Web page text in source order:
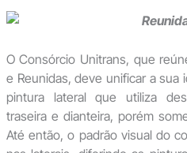
O Consórcio Unitrans, que
e Reunidas, deve unificar a sua
pintura lateral que utiliza
traseira e dianteira, porém
Até então, o padrão visual do